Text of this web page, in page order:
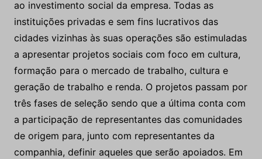
ao investimento social da empresa. Todas as
instituições privadas e sem fins lucrativos das
cidades vizinhas às suas operações são estimuladas
a apresentar projetos sociais com foco em cultura,
formação para o mercado de trabalho, cultura e
geração de trabalho e renda. O projetos passam por
três fases de seleção sendo que a última conta com
a participação de representantes das comunidades
de origem para, junto com representantes da
companhia, definir aqueles que serão apoiados. Em